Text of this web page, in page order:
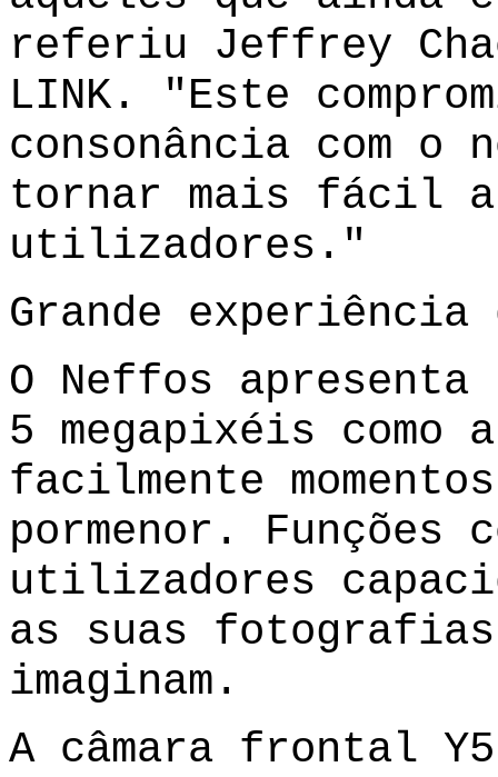
referiu Jeffrey
LINK. "Este
consonância com o
tornar mais fácil a
utilizadores."
Grande
O Neffos apresenta
5 megapixéis como
facilmente
pormenor. Funções
utilizadores
as suas fotografias
imaginam.
A câmara frontal